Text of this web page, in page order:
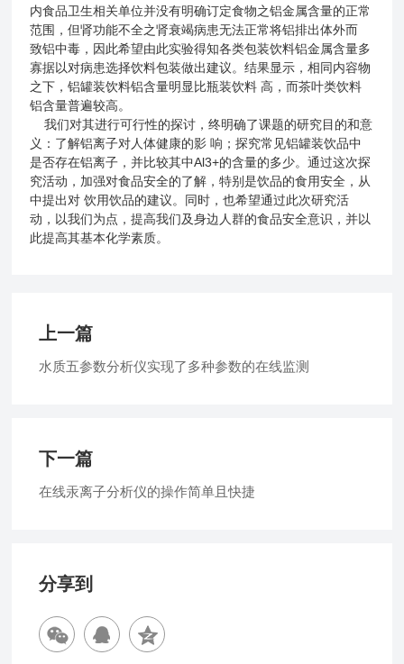
内食品卫生相关单位并没有明确订定食物之铝金属含量的正常
范围，但肾功能不全之肾衰竭病患无法正常将铝排出体外而
致铝中毒，因此希望由此实验得知各类包装饮料铝金属含量多
寡据以对病患选择饮料包装做出建议。结果显示，相同内容物
之下，铝罐装饮料铝含量明显比瓶装饮料 高，而茶叶类饮料
铝含量普遍较高。
我们对其进行可行性的探讨，终明确了课题的研究目的和意
义：了解铝离子对人体健康的影 响；探究常见铝罐装饮品中
是否存在铝离子，并比较其中Al3+的含量的多少。通过这次探
究活动，加强对食品安全的了解，特别是饮品的食用安全，从
中提出对 饮用饮品的建议。同时，也希望通过此次研究活
动，以我们为点，提高我们及身边人群的食品安全意识，并以
此提高其基本化学素质。
上一篇
水质五参数分析仪实现了多种参数的在线监测
下一篇
在线汞离子分析仪的操作简单且快捷
分享到